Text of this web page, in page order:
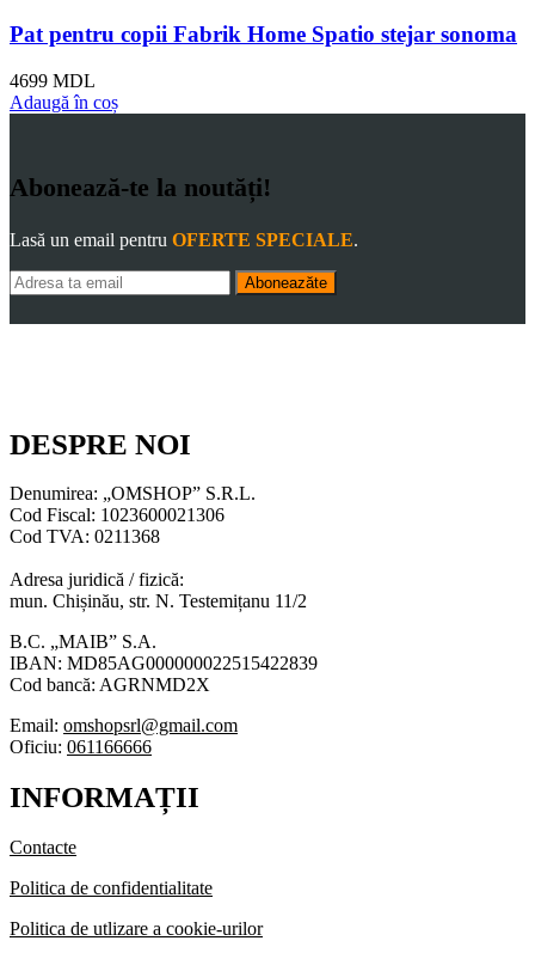
Pat pentru copii Fabrik Home Spatio stejar sonoma
4699 MDL
Adaugă în coș
Abonează-te la noutăți!
Lasă un email pentru OFERTE SPECIALE.
Aboneazăte
DESPRE NOI
Denumirea: „OMSHOP” S.R.L.
Cod Fiscal: 1023600021306
Cod TVA: 0211368
Adresa juridică / fizică:
mun. Chișinău, str. N. Testemițanu 11/2
B.C. „MAIB” S.A.
IBAN: MD85AG000000022515422839
Cod bancă: AGRNMD2X
Email: omshopsrl@gmail.com
Oficiu: 061166666
INFORMAȚII
Contacte
Politica de confidentialitate
Politica de utlizare a cookie-urilor